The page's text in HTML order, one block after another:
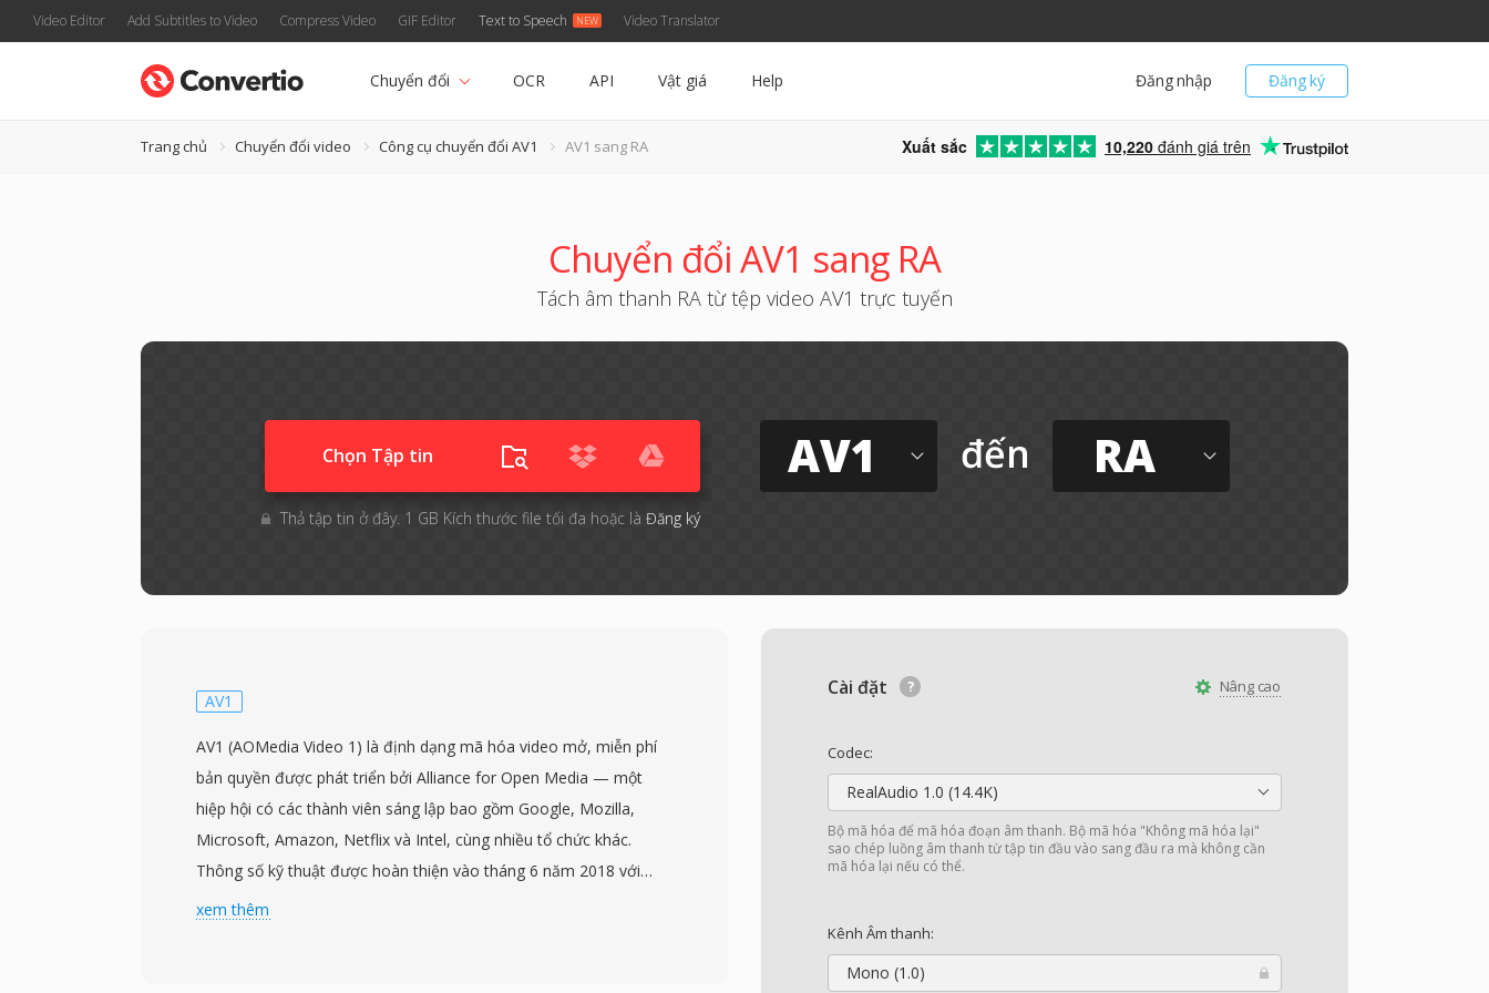
Video Editor Add Subtitles to Video Compress Video GIF Editor Text to Speech Video Translator
Đăng ký
Đăng nhập
Chuyển đổi OCR API Vật giá Help
Trang chủ Chuyển đổi video Công cụ chuyển đổi AV1 AV1 sang RA Xuất sắc 10,220 đánh giá trên
Chuyển đổi AV1 sang RA
Tách âm thanh RA từ tệp video AV1 trực tuyến
Chọn Tập tin
Thả tập tin ở đây. 1 GB Kích thước file tối đa hoặc là Đăng ký
AV1 đến RA
Nâng cao
Cài đặt
Codec:
RealAudio 1.0 (14.4K)
Bộ mã hóa để mã hóa đoạn âm thanh. Bộ mã hóa "Không mã hóa lại"
sao chép luồng âm thanh từ tập tin đầu vào sang đầu ra mà không cần
mã hóa lại nếu có thể.
Kênh Âm thanh:
Mono (1.0)
AV1
AV1 (AOMedia Video 1) là định dạng mã hóa video mở, miễn phí
bản quyền được phát triển bởi Alliance for Open Media — một
hiệp hội có các thành viên sáng lập bao gồm Google, Mozilla,
Microsoft, Amazon, Netflix và Intel, cùng nhiều tổ chức khác.
Thông số kỹ thuật được hoàn thiện vào tháng 6 năm 2018 với
mục tiêu cung cấp codec video thế hệ tiếp theo vượt qua hiệu
xem thêm